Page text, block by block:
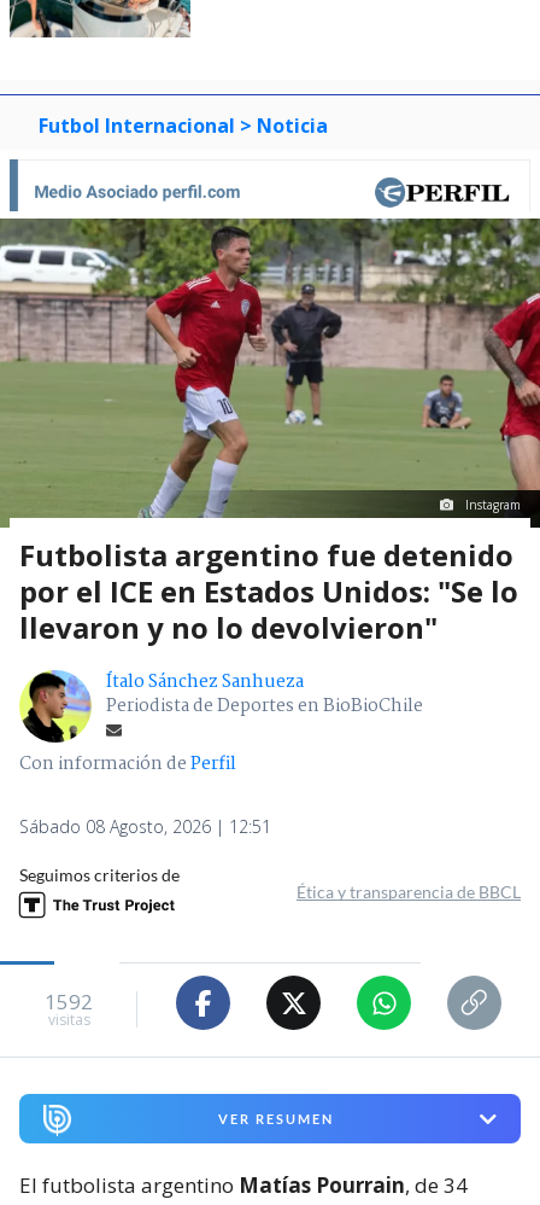
Futbol Internacional > Noticia
Instagram
Futbolista argentino fue detenido
por el ICE en Estados Unidos: "Se lo
llevaron y no lo devolvieron"
Ítalo Sánchez Sanhueza
Periodista de Deportes en BioBioChile
Con información dePerfil
Sábado 08 Agosto, 2026 | 12:51
Seguimos criterios de
Ética y transparencia de BBCL
1592
visitas
VER RESUMEN
El futbolista argentino Matías Pourrain, de 34